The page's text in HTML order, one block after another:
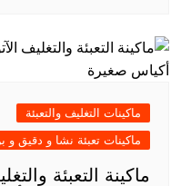
ماكينات التغليف والتعبئة
ماكينات تعبئة نشا و دقيق و
ماكينة التعبئة